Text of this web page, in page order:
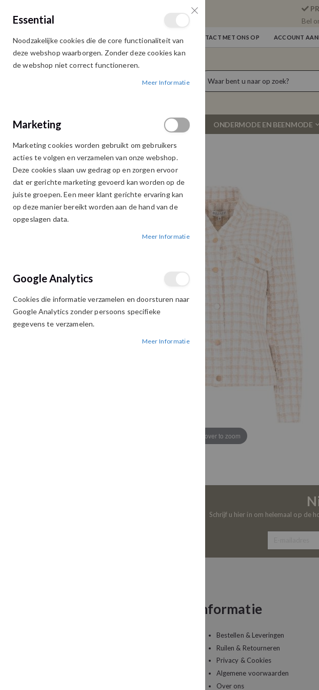
Bel
Ga
naar
de
WELKOM NIEUWS INLOGGEN NEEM CONTACT MET ONS OP ACCOUNT
Cart
DAMESKLEDING ONDERMODE EN BEENMODE
MAICAZZ BLAZER KARELLE OFFWHITE
Ga
naar
einde
Ga
naar
begin
Hover to zoom
Schrijf u hier in om helemaal op de
Informatie
Bestellen & Leveringen
Ruilen & Retourneren
Privacy & Cookies
Algemene voorwaarden
Over ons
Essential
Noodzakelijke cookies die de core functionaliteit van
deze webshop waarborgen. Zonder deze cookies kan
de webshop niet correct functioneren.
Meer Informatie
Marketing
Marketing cookies worden gebruikt om gebruikers
acties te volgen en verzamelen van onze webshop.
Deze cookies slaan uw gedrag op en zorgen ervoor
dat er gerichte marketing gevoerd kan worden op de
juiste groepen. Een meer klant gerichte ervaring kan
op deze manier bereikt worden aan de hand van de
opgeslagen data.
Meer Informatie
Google Analytics
Cookies die informatie verzamelen en doorsturen naar
Google Analytics zonder persoons specifieke
gegevens te verzamelen.
Meer Informatie